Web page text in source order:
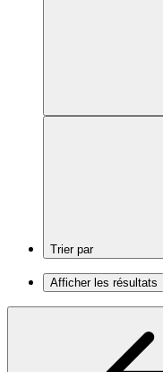
Trier par
Afficher les résultats